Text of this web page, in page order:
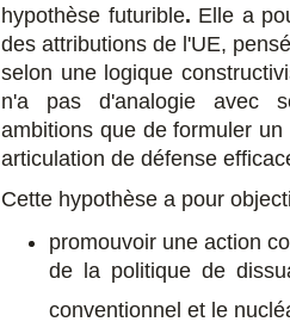
hypothèse futurible. Elle a
des attributions de l'UE,
selon une logique
n'a pas d'analogie avec
ambitions que de formuler
articulation de défense
Cette hypothèse a pour
promouvoir une action
de la politique de
conventionnel et le